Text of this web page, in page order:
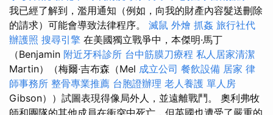
我已經了解到，濫用通知（例如，向我的財產內容髮送刪除
的請求）可能會導致法律程序。 滅鼠 外燴 抓姦 旅行社代
辦護照 搜尋引擎 在美國獨立戰爭中，本傑明·馬丁
（Benjamin 附近牙科診所 台中筋膜刀療程 私人居家清潔
Martin）（梅爾·吉布森（Mel 成立公司 餐飲設備 居家 律
師事務所 整骨專業推薦 台胞證辦理 老人養護 單人房
Gibson））試圖表現得像局外人，並遠離戰鬥。 奧利弗牧
師和團隊的其他成員在衝突中死亡，但英國也遭受了嚴重的